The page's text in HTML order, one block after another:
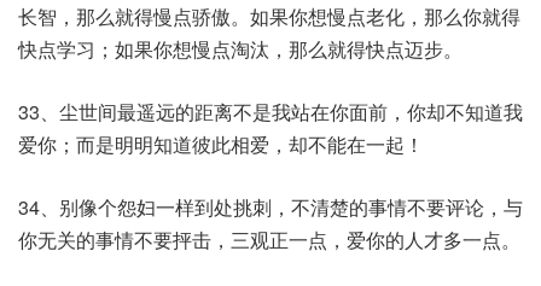
长智，那么就得慢点骄傲。如果你想慢点老化，那么你就得
快点学习；如果你想慢点淘汰，那么就得快点迈步。
33、尘世间最遥远的距离不是我站在你面前，你却不知道我
爱你；而是明明知道彼此相爱，却不能在一起！
34、别像个怨妇一样到处挑刺，不清楚的事情不要评论，与
你无关的事情不要抨击，三观正一点，爱你的人才多一点。